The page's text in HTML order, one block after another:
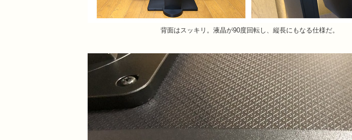
背面はスッキリ。液晶が90度回転し、縦長にもなる仕様だ。